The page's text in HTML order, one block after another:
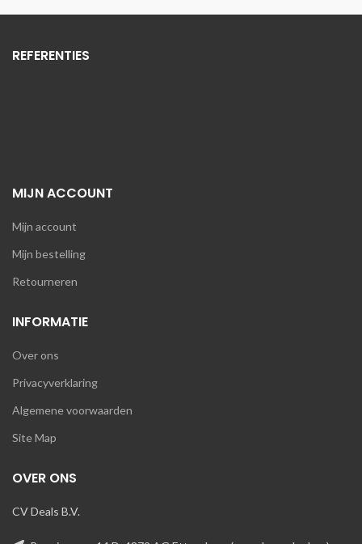
REFERENTIES
MIJN ACCOUNT
Mijn account
Mijn bestelling
Retourneren
INFORMATIE
Over ons
Privacyverklaring
Algemene voorwaarden
Site Map
OVER ONS
CV Deals B.V.